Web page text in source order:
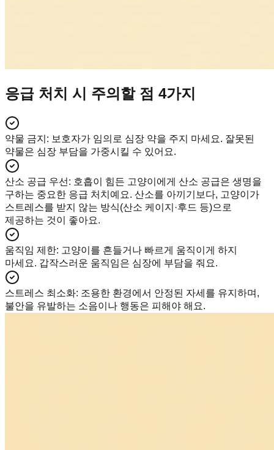
응급 처치 시 주의할 점 4가지
약물 금지 : 보호자가 임의로 심장 약을 주지 마세요. 잘못된
약물은 심장 부담을 가중시킬 수 있어요.
산소 공급 우선 : 호흡이 힘든 고양이에게 산소 공급은 생명을
구하는 중요한 응급 처치예요. 산소를 아끼기보다, 고양이가
스트레스를 받지 않는 방식(산소 케이지·후드 등)으로
제공하는 것이 좋아요.
움직임 제한: 고양이를 흔들거나 빠르게 움직이게 하지
마세요. 갑작스러운 움직임은 심장에 부담을 줘요.
스트레스 최소화: 조용한 환경에서 안정된 자세를 유지하며,
불안을 유발하는 소음이나 행동은 피해야 해요.